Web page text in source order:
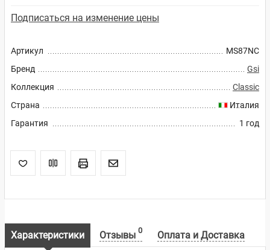
Артикул
MS87NC
Бренд
Gsi
Коллекция
Classic
Страна
Италия
Гарантия
1 год
Подписаться на изменение цены
Характеристики Отзывы 0 Оплата и Доставка